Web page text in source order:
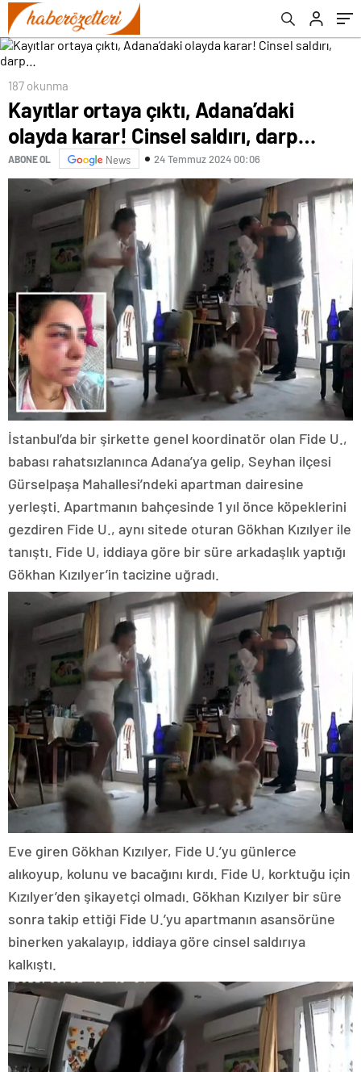
187 okunma
Kayıtlar ortaya çıktı, Adana’daki
olayda karar! Cinsel saldırı, darp…
ABONE OL News 24 Temmuz 2024 00:06
İstanbul’da bir şirkette genel koordinatör olan Fide U.,
babası rahatsızlanınca Adana’ya gelip, Seyhan ilçesi
Gürselpaşa Mahallesi’ndeki apartman dairesine
yerleşti. Apartmanın bahçesinde 1 yıl önce köpeklerini
gezdiren Fide U., aynı sitede oturan Gökhan Kızılyer ile
tanıştı. Fide U, iddiaya göre bir süre arkadaşlık yaptığı
Gökhan Kızılyer’in tacizine uğradı.
Eve giren Gökhan Kızılyer, Fide U.’yu günlerce
alıkoyup, kolunu ve bacağını kırdı. Fide U, korktuğu için
Kızılyer’den şikayetçi olmadı. Gökhan Kızılyer bir süre
sonra takip ettiği Fide U.’yu apartmanın asansörüne
binerken yakalayıp, iddiaya göre cinsel saldırıya
kalkıştı.